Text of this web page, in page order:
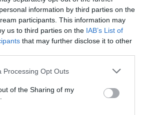
information by third parties on the
participants. This information may
us to third parties on the IAB’s List of
that may further disclose it to other
website/app uses one or more Google
or usage behaviour. You may click to
to Google and its third-party tags to
specified purposes in below Google
Processing Opt Outs
of the Sharing of my